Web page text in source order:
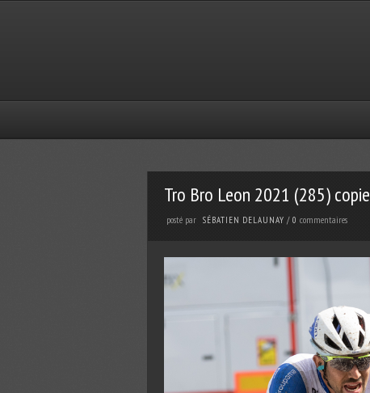
Tro Bro Leon 2021 (285) copie
posté par SÉBATIEN DELAUNAY / 0 commentaires